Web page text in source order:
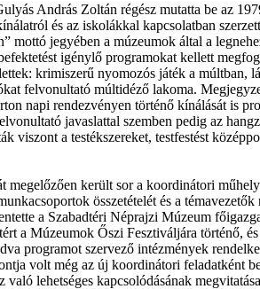
András Zoltán régész mutatta be az
és az iskolákkal kapcsolatban
mottó jegyében a múzeumok által a
igénylő programokat kellett
krimiszerű nyomozós játék a múltban,
felvonultató múltidéző lakoma.
napi rendezvényen történő kínálását is
javaslattal szemben pedig az
viszont a testékszereket, testfestést
megelőzően került sor a koordinátori
összetételét és a
a Szabadtéri Néprajzi Múzeum
a Múzeumok Őszi Fesztiváljára történő,
programot szervező intézmények
volt még az új koordinátori feladatként
lehetséges kapcsolódásának